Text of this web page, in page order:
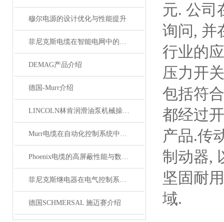
穆尔电源的设计优化与性能提升
菲尼克斯电缆在智能电网中的应用
DEMAG产品介绍
德国-Murr介绍
LINCOLN林肯润滑油泵机械操作原理
Murr电缆在自动化控制系统中的应用
Phoenix电缆的高屏蔽性能与数据传输优势
菲尼克斯继电器在电气控制系统中的应用
德国SCHMERSAL 施迈赛介绍
元. 公司
询问, 并
行业的
压力开
包括符
都经过
产品.传
制动器,
坚固耐
域.